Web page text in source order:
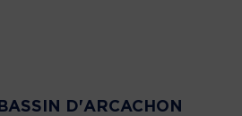
BASSIN D'ARCACHON